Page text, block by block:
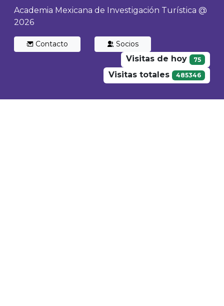
Academia Mexicana de Investigación Turística @
2026
Contacto Socios
Visitas de hoy 75
Visitas totales 485346